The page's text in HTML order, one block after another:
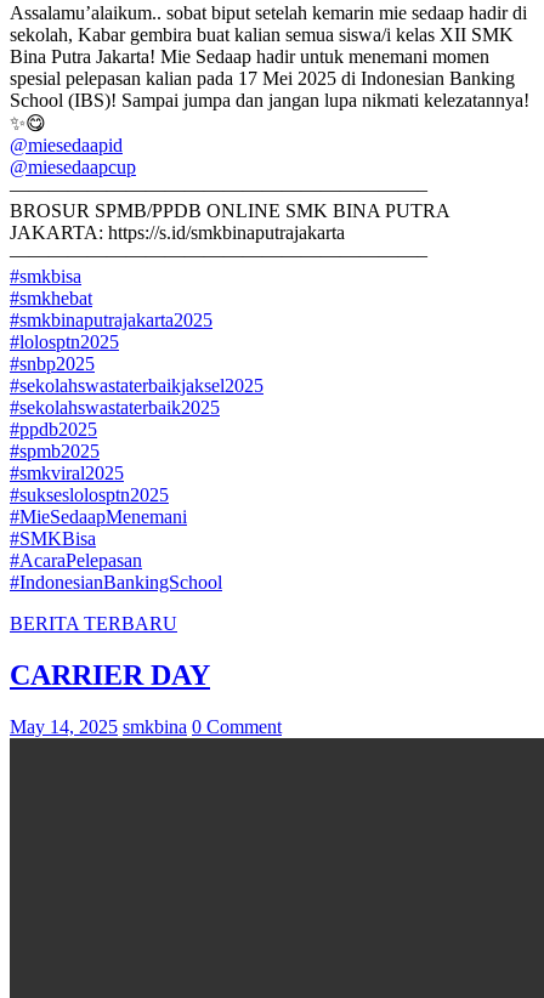
Assalamu’alaikum.. sobat biput setelah kemarin mie sedaap hadir di
sekolah, Kabar gembira buat kalian semua siswa/i kelas XII SMK
Bina Putra Jakarta! Mie Sedaap hadir untuk menemani momen
spesial pelepasan kalian pada 17 Mei 2025 di Indonesian Banking
School (IBS)! Sampai jumpa dan jangan lupa nikmati kelezatannya!
✨😋
@miesedaapid
@miesedaapcup
—————————————————————–
BROSUR SPMB/PPDB ONLINE SMK BINA PUTRA
JAKARTA: https://s.id/smkbinaputrajakarta
—————————————————————–
#smkbisa
#smkhebat
#smkbinaputrajakarta2025
#lolosptn2025
#snbp2025
#sekolahswastaterbaikjaksel2025
#sekolahswastaterbaik2025
#ppdb2025
#spmb2025
#smkviral2025
#sukseslolosptn2025
#MieSedaapMenemani
#SMKBisa
#AcaraPelepasan
#IndonesianBankingSchool
BERITA TERBARU
CARRIER DAY
May 14, 2025 smkbina 0 Comment